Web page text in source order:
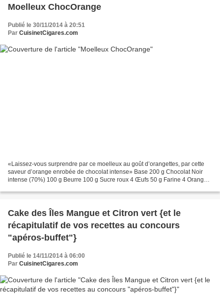
Moelleux ChocOrange
Publié le 30/11/2014 à 20:51
Par CuisinetCigares.com
«Laissez-vous surprendre par ce moelleux au goût d’orangettes, par cette
saveur d’orange enrobée de chocolat intense» Base 200 g Chocolat Noir
intense (70%) 100 g Beurre 100 g Sucre roux 4 Œufs 50 g Farine 4 Oranges
Cake des Îles Mangue et Citron vert {et le
récapitulatif de vos recettes au concours
"apéros-buffet"}
Publié le 14/11/2014 à 06:00
Par CuisinetCigares.com